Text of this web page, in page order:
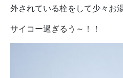
外されている栓をして少々お
サイコー過ぎるう～！！